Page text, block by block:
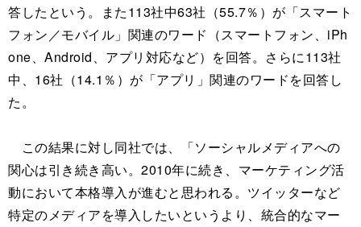
答したという。また113社中63社（55.7％）が「スマート
フォン／モバイル」関連のワード（スマートフォン、iPh
one、Android、アプリ対応など）を回答。さらに113社
中、16社（14.1％）が「アプリ」関連のワードを回答し
た。
この結果に対し同社では、「ソーシャルメディアへの
関心は引き続き高い。2010年に続き、マーケティング活
動において本格導入が進むと思われる。ツイッターなど
特定のメディアを導入したいというより、統合的なマー